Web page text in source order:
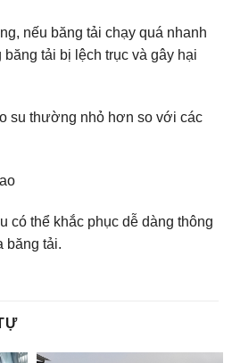
nếu băng tải chạy quá nhanh
tải bị lệch trục và gây hại
su thường nhỏ hơn so với các
có thể khắc phục dễ dàng thông
băng tải.